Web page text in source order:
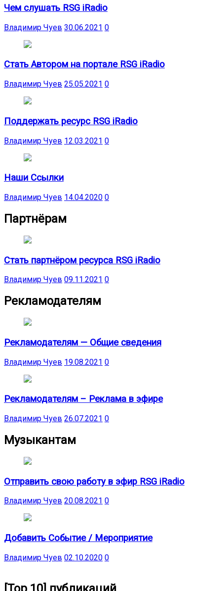
Чем слушать RSG iRadio
Владимир Чуев 30.06.2021 0
Стать Автором на портале RSG iRadio
Владимир Чуев 25.05.2021 0
Поддержать ресурс RSG iRadio
Владимир Чуев 12.03.2021 0
Наши Ссылки
Владимир Чуев 14.04.2020 0
Партнёрам
Стать партнёром ресурса RSG iRadio
Владимир Чуев 09.11.2021 0
Рекламодателям
Рекламодателям — Общие сведения
Владимир Чуев 19.08.2021 0
Рекламодателям – Реклама в эфире
Владимир Чуев 26.07.2021 0
Музыкантам
Отправить свою работу в эфир RSG iRadio
Владимир Чуев 20.08.2021 0
Добавить Событие / Мероприятие
Владимир Чуев 02.10.2020 0